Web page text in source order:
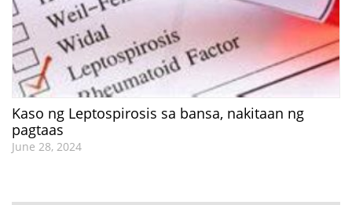
Kaso ng Leptospirosis sa bansa, nakitaan ng
pagtaas
June 28, 2024